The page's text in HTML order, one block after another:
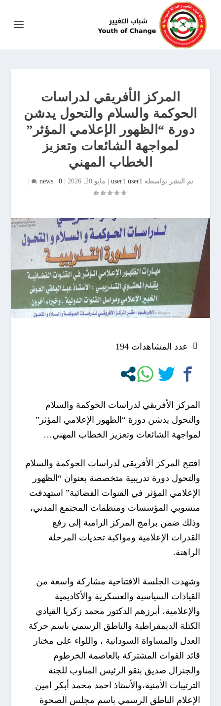
المركز الأفريقي لدراسات
الحوكمة والسلام والتحول يدشن
دورة “الظهور الإعلامي المؤثر”
لمواجهة الشائعات وتعزيز
الخطاب المهني
تم النشر بواسطة user1 user1 مايو 20, 2026 |
news| 0
عدد المشاهدات 194
المركز الأفريقي لدراسات الحوكمة والسلام
والتحول يدشن دورة “الظهور الإعلامي المؤثر”
لمواجهة الشائعات وتعزيز الخطاب المهني…
افتتح المركز الأفريقي لدراسات الحوكمة والسلام
والتحول دورة تدريبية متخصصة بعنوان “الظهور
الإعلامي المؤثر في القنوات الفضائية” استهدفت
منسوبي المؤسسات ومنظمات المجتمع المدني،
وذلك ضمن برامج المركز الرامية إلى رفع
القدرات الإعلامية ومواكبة تحديات المرحلة
الراهنة.
وشهدت الجلسة الافتتاحية مشاركة واسعة من
القيادات السياسية والعسكرية والأكاديمية
والإعلامية، أبرزهم الدكتور محمد زكريا القيادي
الكتلة الديمقراطية والناطق الرسمي باسم حركة
العدل والمساواة السودانية ، واللواء على مختار
قائد القوات المشتركة بالعاصمة الخرطوم
والجنرال صديق بنقو الرئيس المناوب للجنة
الترتيبات الأمنية،والأستاذ احمد محمد أبكر امين
الإعلام الناطق الرسمي باسم مجلس الصحوة